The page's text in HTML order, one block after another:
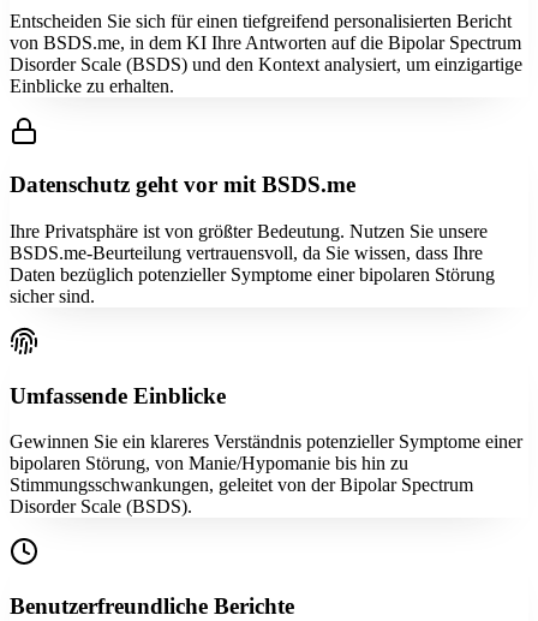
Entscheiden Sie sich für einen tiefgreifend personalisierten Bericht
von BSDS.me, in dem KI Ihre Antworten auf die Bipolar Spectrum
Disorder Scale (BSDS) und den Kontext analysiert, um einzigartige
Einblicke zu erhalten.
Datenschutz geht vor mit BSDS.me
Ihre Privatsphäre ist von größter Bedeutung. Nutzen Sie unsere
BSDS.me-Beurteilung vertrauensvoll, da Sie wissen, dass Ihre
Daten bezüglich potenzieller Symptome einer bipolaren Störung
sicher sind.
Umfassende Einblicke
Gewinnen Sie ein klareres Verständnis potenzieller Symptome einer
bipolaren Störung, von Manie/Hypomanie bis hin zu
Stimmungsschwankungen, geleitet von der Bipolar Spectrum
Disorder Scale (BSDS).
Benutzerfreundliche Berichte